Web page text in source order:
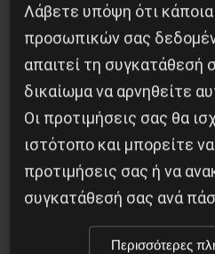
Το φασιστικό
εργατική αντίσταση
3 Μαΐου 2025
Λάβετε υπόψη ότι
προσωπικών σας
απαιτεί τη συγκατάθεσή
δικαίωμα να αρνηθείτε
Οι προτιμήσεις σας θα
ιστότοπο και μπορείτε
προτιμήσεις σας ή να
συγκατάθεσή σας ανά
Περισσότερες